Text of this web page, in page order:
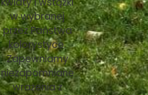
w wybranej
przez Państwa
kolorystyce.
Zapewniamy
niezapomniane
wrażenia z